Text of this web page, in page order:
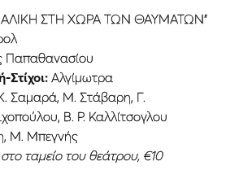
ΑΛΙΚΗ ΣΤΗ ΧΩΡΑ ΤΩΝ ΘΑΥΜΑΤΩΝ”
Παπαθανασίου
Αλγίμωτρα
Σαμαρά, Μ. Στάβαρη, Γ.
Β. Ρ. Καλλίτσογλου
Μ. Μπεγνής
στο ταμείο του θεάτρου, €10